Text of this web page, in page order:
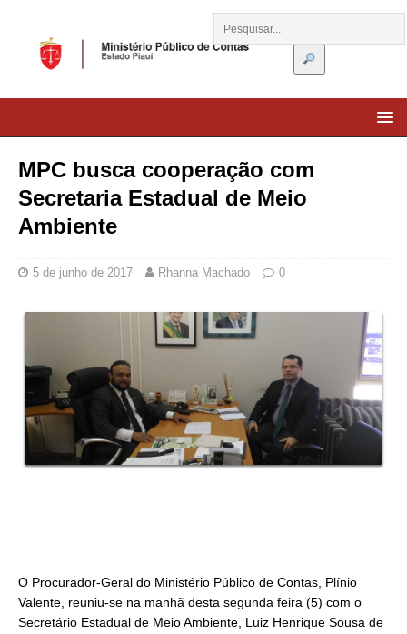
MPC busca cooperação com
Secretaria Estadual de Meio
Ambiente
5 de junho de 2017 Rhanna Machado 0
O Procurador-Geral do Ministério Público de Contas, Plínio
Valente, reuniu-se na manhã desta segunda feira (5) com o
Secretário Estadual de Meio Ambiente, Luiz Henrique Sousa de